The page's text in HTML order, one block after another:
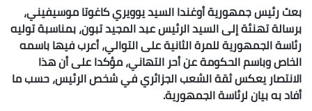
بعث رئيس جمهورية أوغندا السيد يوويري كاغوتا موسيفيني،
برسالة تهنئة إلى السيد الرئيس عبد المجيد تبون، بمناسبة توليه
رئاسة الجمهورية للمرة الثانية على التوالي، أعرب فيها باسمه
الخاص وباسم الحكومة عن أحر التهاني، مؤكدا على أن هذا
الانتصار يعكس ثقة الشعب الجزائري في شخص الرئيس، حسب ما
أفاد به بيان لرئاسة الجمهورية.